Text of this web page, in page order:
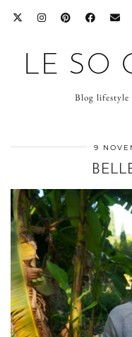
LE SO
Blog lifestyle
9